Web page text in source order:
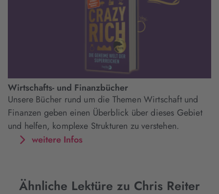
Wirtschafts- und Finanzbücher
Unsere Bücher rund um die Themen Wirtschaft und
Finanzen geben einen Überblick über dieses Gebiet
und helfen, komplexe Strukturen zu verstehen.
weitere Infos
Ähnliche Lektüre zu Chris Reiter